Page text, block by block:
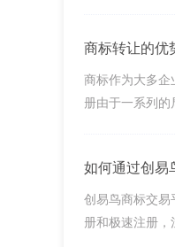
商标转让的优
商标作为大多
册由于一系列
如何通过创易
创易鸟商标交
册和极速注册